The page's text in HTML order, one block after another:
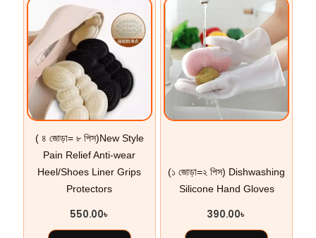
( ৪ জোড়া= ৮ পিস)New Style
Pain Relief Anti-wear
Heel/Shoes Liner Grips
Protectors
550.00৳
(১ জোড়া=২ পিস) Dishwashing
Silicone Hand Gloves
390.00৳